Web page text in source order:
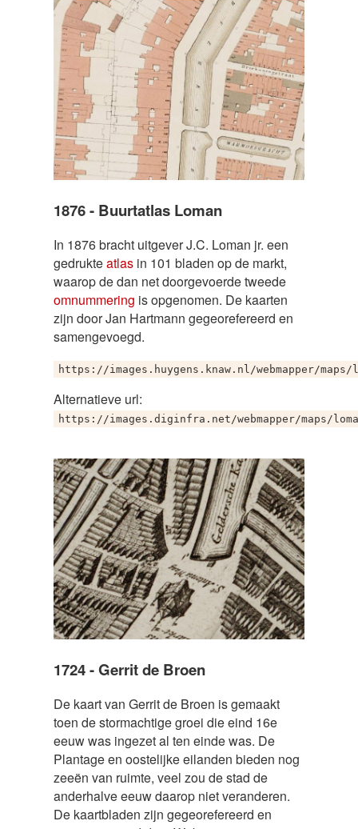
1876 - Buurtatlas Loman
In 1876 bracht uitgever J.C. Loman jr. een
gedrukteatlas in 101 bladen op de markt,
waarop de dan net doorgevoerde tweede
omnummering is opgenomen. De kaarten
zijn door Jan Hartmann gegeorefereerd en
samengevoegd.
https://images.huygens.knaw.nl/webmapper/
Alternatieve url:
https://images.diginfra.net/webmapper/maps/
1724 - Gerrit de Broen
De kaart van Gerrit de Broen is gemaakt
toen de stormachtige groei die eind 16e
eeuw was ingezet al ten einde was. De
Plantage en oostelijke eilanden bieden nog
zeeën van ruimte, veel zou de stad de
anderhalve eeuw daarop niet veranderen.
De kaartbladen zijn gegeorefereerd en